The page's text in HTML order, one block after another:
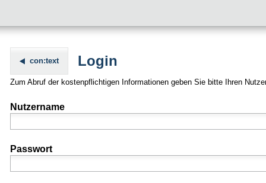
con:text Login
Zum Abruf der kostenpflichtigen Informationen geben Sie bitte Ihren
Nutzername
Passwort